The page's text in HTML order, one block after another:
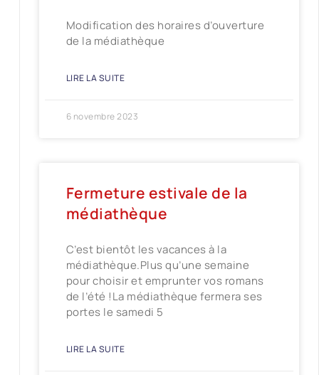
Modification des horaires d’ouverture
de la médiathèque
LIRE LA SUITE
6 novembre 2023
Fermeture estivale de la
médiathèque
C’est bientôt les vacances à la
médiathèque.Plus qu’une semaine
pour choisir et emprunter vos romans
de l’été !La médiathèque fermera ses
portes le samedi 5
LIRE LA SUITE